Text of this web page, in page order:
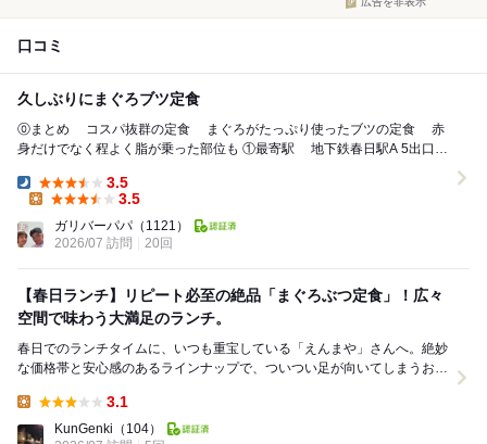
広告を非表示
口コミ
久しぶりにまぐろブツ定食
⓪まとめ コスパ抜群の定食 まぐろがたっぷり使ったブツの定食 赤
身だけでなく程よく脂が乗った部位も ①最寄駅 地下鉄春日駅A 5出口よ
Dinner:
3.5
3.5
ガリバーパパ （1121）
2026/07 訪問
20回
【春日ランチ】リピート必至の絶品「まぐろぶつ定食」！広々
空間で味わう大満足のランチ。
​春日でのランチタイムに、いつも重宝している「えんまや」さんへ。絶妙
な価格帯と安心感のあるラインナップで、ついつい足が向いてしまうお気
3.1
KunGenki （104）